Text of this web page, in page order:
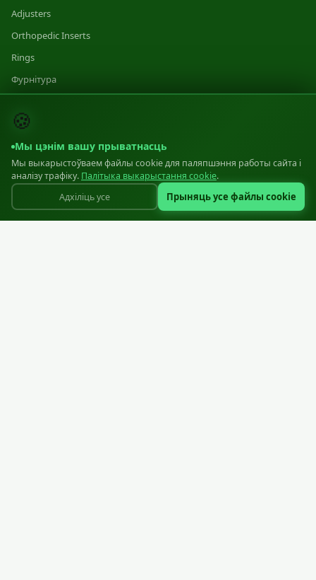
Adjusters
Orthopedic Inserts
Rings
Фурнітура
Category 2
Category 3
ВЫТВОРЧАСЦЬ
Вытворчасць
🍪
Мы цэнім вашу прыватнасць
Мы выкарыстоўваем файлы cookie для паляпшэння работы сайта і
аналізу трафіку. Палітыка выкарыстання cookie.
Адхіліць усе
Прыняць усе файлы cookie